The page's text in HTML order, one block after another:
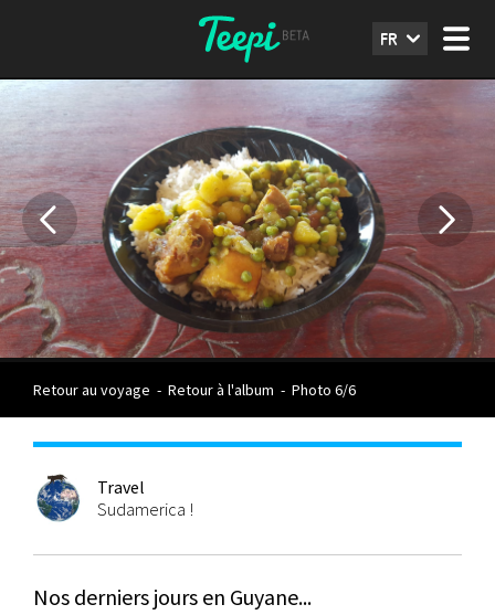
FR
Retour au voyage - Retour à l'album - Photo 6/6
Travel
Sudamerica !
Nos derniers jours en Guyane...